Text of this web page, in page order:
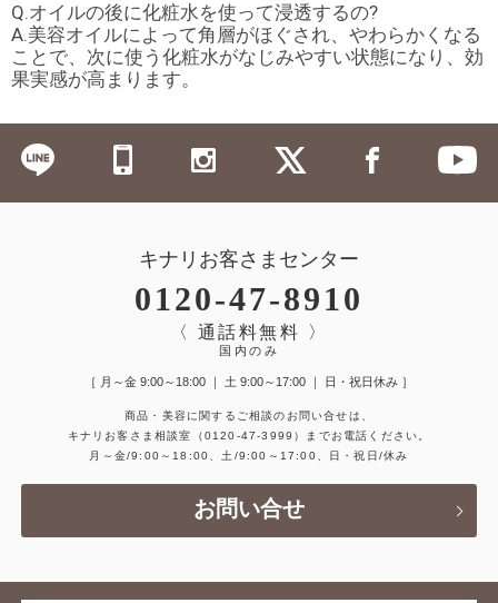
Q.オイルの後に化粧水を使って浸透するの?
A.美容オイルによって角層がほぐされ、やわらかくなる
ことで、次に使う化粧水がなじみやすい状態になり、効
果実感が高まります。
キナリお客さまセンター
0120-47-8910
〈 通話料無料 〉
国内のみ
［ 月～金 9:00～18:00 ｜ 土 9:00～17:00 ｜ 日・祝日休み ］
商品・美容に関するご相談のお問い合せは、
キナリお客さま相談室
（0120-47-3999）
までお電話ください。
月～金/9:00～18:00、土/9:00～17:00、日・祝日/休み
お問い合せ